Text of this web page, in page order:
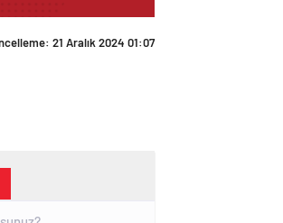
21 Aralık 2024 01:07